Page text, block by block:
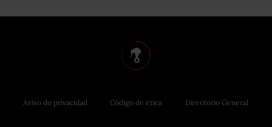
Aviso de privacidad Código de ética Directorio General